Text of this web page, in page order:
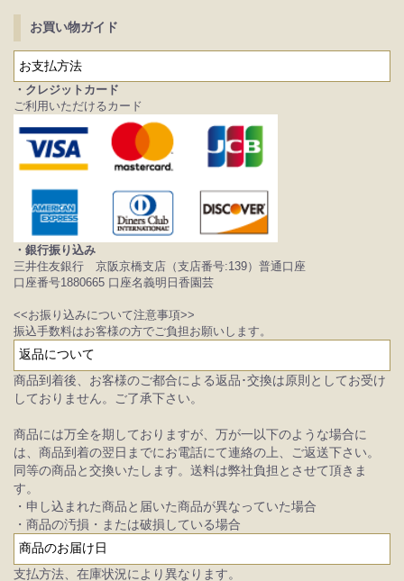
お買い物ガイド
お支払方法
・クレジットカード
ご利用いただけるカード
・銀行振り込み
三井住友銀行 京阪京橋支店（支店番号:139）普通口座
口座番号1880665 口座名義明日香園芸
<<お振り込みについて注意事項>>
振込手数料はお客様の方でご負担お願いします。
返品について
商品到着後、お客様のご都合による返品･交換は原則としてお受け
しておりません。ご了承下さい。
商品には万全を期しておりますが、万が一以下のような場合に
は、商品到着の翌日までにお電話にて連絡の上、ご返送下さい。
同等の商品と交換いたします。送料は弊社負担とさせて頂きま
す。
・申し込まれた商品と届いた商品が異なっていた場合
・商品の汚損・または破損している場合
商品のお届け日
支払方法、在庫状況により異なります。